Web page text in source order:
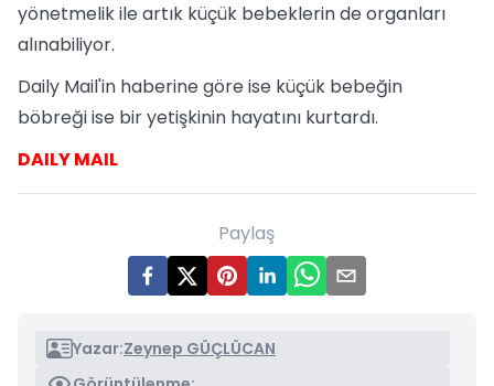
yönetmelik ile artık küçük bebeklerin de organları
alınabiliyor.
Daily Mail'in haberine göre ise küçük bebeğin
böbreği ise bir yetişkinin hayatını kurtardı.
DAILY MAIL
Paylaş
Yazar:Zeynep GÜÇLÜCAN